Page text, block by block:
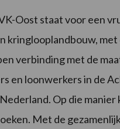
Oost staat voor een
kringlooplandbouw,
verbinding met de
en loonwerkers in de
Op die
Met de